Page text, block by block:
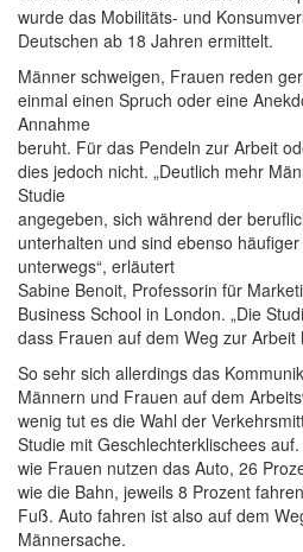
wurde das Mobilitäts- und
Deutschen ab 18 Jahren ermittelt.
Männer schweigen, Frauen reden
einmal einen Spruch oder eine
Annahme
beruht. Für das Pendeln zur Arbeit
dies jedoch nicht. „Deutlich mehr
Studie
angegeben, sich während der
unterhalten und sind ebenso
unterwegs“, erläutert
Sabine Benoit, Professorin für
Business School in London. „Die
dass Frauen auf dem Weg zur Arbeit
So sehr sich allerdings das
Männern und Frauen auf dem
wenig tut es die Wahl der
Studie mit Geschlechterklischees
wie Frauen nutzen das Auto, 26
wie die Bahn, jeweils 8 Prozent
Fuß. Auto fahren ist also auf dem
Männersache.